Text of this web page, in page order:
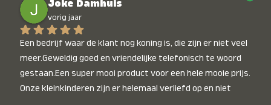
Joke Damhuis
vorig jaar
Een bedrijf waar de klant nog koning is, die zijn er niet veel
meer.Geweldig goed en vriendelijke telefonisch te woord
gestaan.Een super mooi product voor een hele mooie prijs.
Onze kleinkinderen zijn er helemaal verliefd op en niet